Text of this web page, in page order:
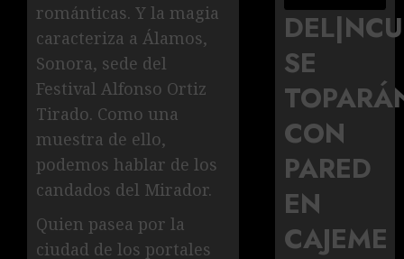
románticas. Y la magia
caracteriza a Álamos,
Sonora, sede del
Festival Alfonso Ortiz
Tirado. Como una
muestra de ello,
podemos hablar de los
candados del Mirador.
Quien pasea por la
ciudad de los portales
SE
CON
PARED
EN
CAJEME